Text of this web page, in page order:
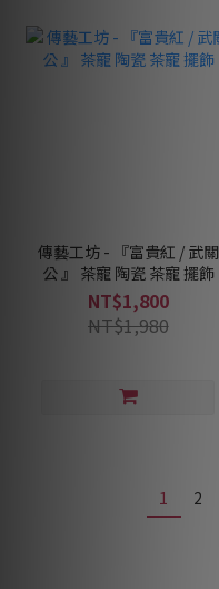
傳藝工坊 - 『富貴紅 / 武關
公 』 茶寵 陶瓷 茶寵 擺飾
NT$1,800
NT$1,980
1 2